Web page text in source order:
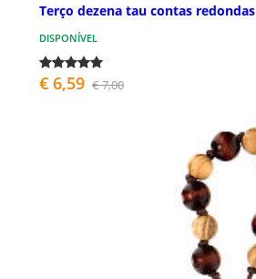
Terço dezena tau contas redondas
DISPONÍVEL
€ 6,59 € 7,00